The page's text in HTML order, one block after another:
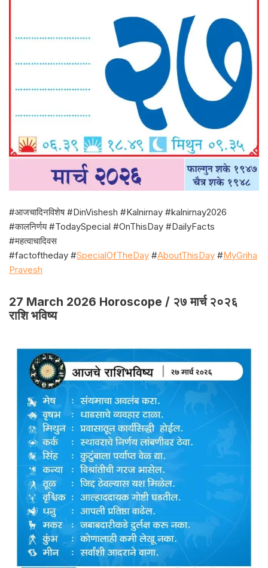
#आजचादिनविशेष #DinVishesh #Kalnirnay #kalnirnay2026
#कालनिर्णय #TodaySpecial #OnThisDay #DailyFacts
#महत्वाचादिवस
#factoftheday #SpecialOfTheDay #AboutThisDay #MyGriha
Pravesh
27 March 2026 Horoscope / २७ मार्च २०२६
राशि भविष्य